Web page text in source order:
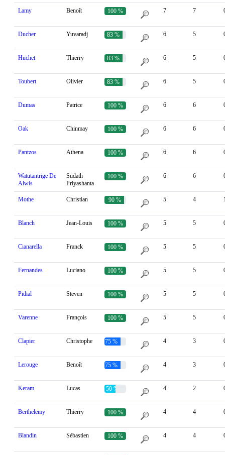
Lamy Benoît 100 % 7 7
Ducher Yuvaradj 83 % 6 5
Huchet Thierry 83 % 6 5
Toubert Olivier 83 % 6 5
Dumas Patrice 100 % 6 6
Oak Chinmay 100 % 6 6
Pantzos Athena 100 % 6 6
Watutantrige De
Alwis
Sudath
Priyashanta
100 % 6 6
Mothe Christian 90 % 5 4
Blanch Jean-Louis 100 % 5 5
Cianarella Franck 100 % 5 5
Fernandes Luciano 100 % 5 5
Pidial Steven 100 % 5 5
Varenne François 100 % 5 5
Clapier Christophe 75 % 4 3
Lerouge Benoît 75 % 4 3
Keram Lucas 50 % 4 2
Berthelemy Thierry 100 % 4 4
Blandin Sébastien 100 % 4 4